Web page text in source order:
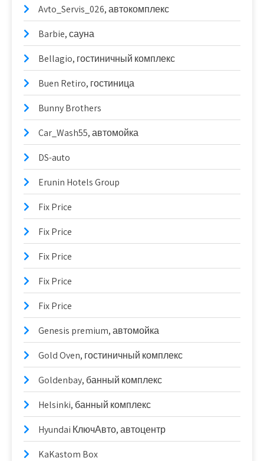
Avto_Servis_026, автокомплекс
Barbie, сауна
Bellagio, гостиничный комплекс
Buen Retiro, гостиница
Bunny Brothers
Car_Wash55, автомойка
DS-auto
Erunin Hotels Group
Fix Price
Fix Price
Fix Price
Fix Price
Fix Price
Genesis premium, автомойка
Gold Oven, гостиничный комплекс
Goldenbay, банный комплекс
Helsinki, банный комплекс
Hyundai КлючАвто, автоцентр
KaKastom Box